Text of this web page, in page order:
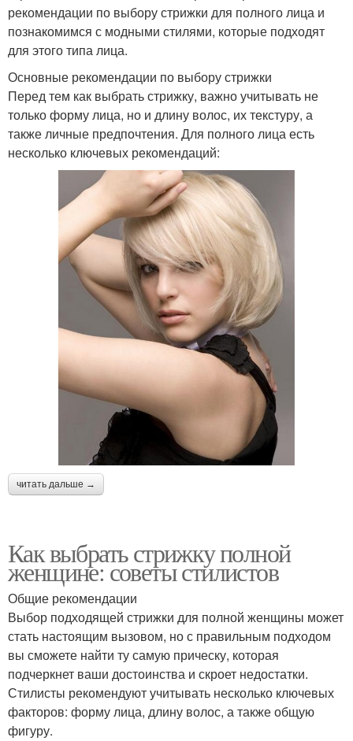
рекомендации по выбору стрижки для полного лица и
познакомимся с модными стилями, которые подходят
для этого типа лица.
Основные рекомендации по выбору стрижки
Перед тем как выбрать стрижку, важно учитывать не
только форму лица, но и длину волос, их текстуру, а
также личные предпочтения. Для полного лица есть
несколько ключевых рекомендаций:
читать дальше →
Как выбрать стрижку полной
женщине: советы стилистов
Общие рекомендации
Выбор подходящей стрижки для полной женщины может
стать настоящим вызовом, но с правильным подходом
вы сможете найти ту самую прическу, которая
подчеркнет ваши достоинства и скроет недостатки.
Стилисты рекомендуют учитывать несколько ключевых
факторов: форму лица, длину волос, а также общую
фигуру.